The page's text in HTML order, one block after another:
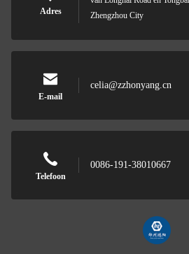
Adres
Zhengzhou City
E-mail
celia@zzhonyang.cn
Telefoon
0086-191-38010667